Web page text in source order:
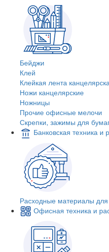
Бейджи
Клей
Клейкая лента
Ножи канцелярские
Ножницы
Прочие офисные мелочи
Скрепки, зажимы для
Банковская техника
Расходные материалы для
Офисная техника и